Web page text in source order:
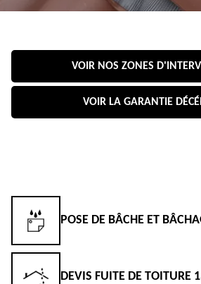
VOIR NOS ZONES
VOIR LA GARANTIE
POSE DE BÂCHE ET
DEVIS FUITE DE TOITURE